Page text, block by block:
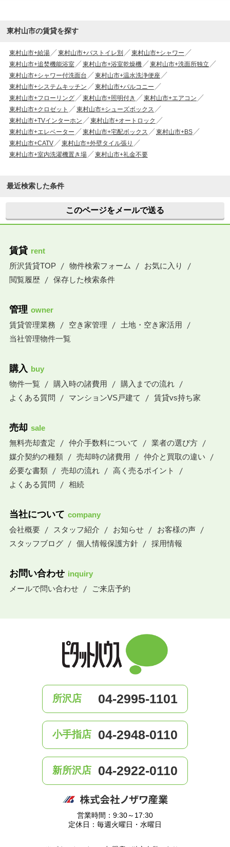
東村山市の賃貸を探す
東村山市+給湯 東村山市+バストイレ別
東村山市+シャワー
東村山市+追焚機能浴室
東村山市+浴室乾燥機
東村山市+洗面所独立
東村山市+シャワー付洗面台
東村山市+温水洗浄便座
東村山市+システムキッチン
東村山市+バルコニー
東村山市+フローリング
東村山市+照明付き
東村山市+エアコン
東村山市+クロゼット
東村山市+シューズボックス
東村山市+TVインターホン
東村山市+オートロック
東村山市+エレベーター
東村山市+宅配ボックス
東村山市+BS
東村山市+CATV
東村山市+外壁タイル張り
東村山市+室内洗濯機置き場
東村山市+礼金不要
最近検索した条件
このページをメールで送る
賃貸 rent
所沢賃貸TOP
物件検索フォーム
お気に入り
閲覧履歴
保存した検索条件
管理 owner
賃貸管理業務
空き家管理
土地・空き家活用
当社管理物件一覧
購入 buy
物件一覧
購入時の諸費用
購入までの流れ
よくある質問
マンションVS戸建て 賃貸vs持ち家
売却 sale
無料売却査定
仲介手数料について
業者の選び方
媒介契約の種類
売却時の諸費用
仲介と買取の違い
必要な書類
売却の流れ
高く売るポイント
よくある質問
相続
当社について company
会社概要
スタッフ紹介 お知らせ
お客様の声
スタッフブログ
個人情報保護方針 採用情報
お問い合わせ inquiry
メールで問い合わせ
ご来店予約
所沢店 04-2995-1101
小手指店 04-2948-0110
新所沢店 04-2922-0110
営業時間：9:30～17:30
定休日：毎週火曜日・水曜日